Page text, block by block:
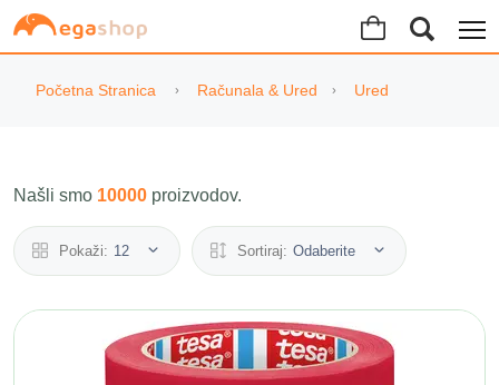
Početna Stranica Računala & Ured Ured
Našli smo 10000 proizvodov.
Pokaži: 12 Sortiraj: Odaberite